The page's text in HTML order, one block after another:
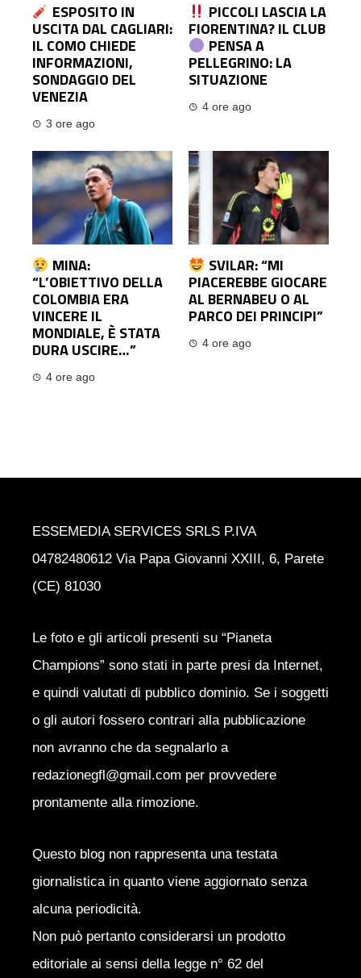
ESPOSITO IN
USCITA DAL CAGLIARI:
IL COMO CHIEDE
INFORMAZIONI,
SONDAGGIO DEL
VENEZIA
3 ore ago
PICCOLI LASCIA LA
FIORENTINA? IL CLUB
PENSA A
PELLEGRINO: LA
SITUAZIONE
4 ore ago
MINA:
“L’OBIETTIVO DELLA
COLOMBIA ERA
VINCERE IL
MONDIALE, È STATA
DURA USCIRE…”
4 ore ago
SVILAR: “MI
PIACEREBBE GIOCARE
AL BERNABEU O AL
PARCO DEI PRINCIPI”
4 ore ago
ESSEMEDIA SERVICES SRLS P.IVA
04782480612 Via Papa Giovanni XXIII, 6, Parete
(CE) 81030
Le foto e gli articoli presenti su “Pianeta
Champions” sono stati in parte presi da Internet,
e quindi valutati di pubblico dominio. Se i soggetti
o gli autori fossero contrari alla pubblicazione
non avranno che da segnalarlo a
redazionegfl@gmail.com per provvedere
prontamente alla rimozione.
Questo blog non rappresenta una testata
giornalistica in quanto viene aggiornato senza
alcuna periodicità.
Non può pertanto considerarsi un prodotto
editoriale ai sensi della legge n° 62 del